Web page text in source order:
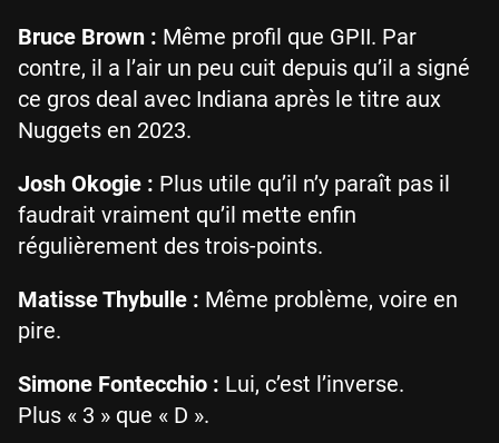
Bruce Brown : Même profil que GPII. Par
contre, il a l’air un peu cuit depuis qu’il a signé
ce gros deal avec Indiana après le titre aux
Nuggets en 2023.
Josh Okogie : Plus utile qu’il n’y paraît pas il
faudrait vraiment qu’il mette enfin
régulièrement des trois-points.
Matisse Thybulle : Même problème, voire en
pire.
Simone Fontecchio : Lui, c’est l’inverse.
Plus « 3 » que « D ».